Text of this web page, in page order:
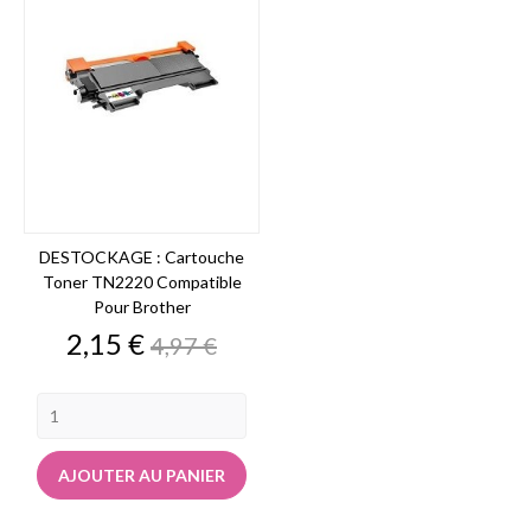
DESTOCKAGE : Cartouche
Toner TN2220 Compatible
Pour Brother
Prix
2,15 €Prix
de
4,97 €
AJOUTER AU PANIER